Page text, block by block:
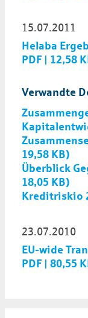
15.07.2011
Helaba
PDF | 12,58
Verwandte
19,58 KB)
Überblick
18,05 KB)
Kreditriskio
23.07.2010
EU-wide
PDF | 80,55